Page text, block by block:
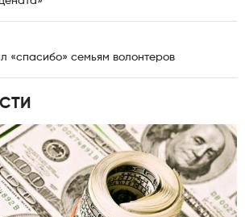
«спасибо» семьям волонтеров